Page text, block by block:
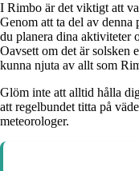
I Rimbo är det viktigt att
Genom att ta del av denna
du planera dina aktiviteter
Oavsett om det är solsken
kunna njuta av allt som
Glöm inte att alltid hålla
att regelbundet titta på
meteorologer.